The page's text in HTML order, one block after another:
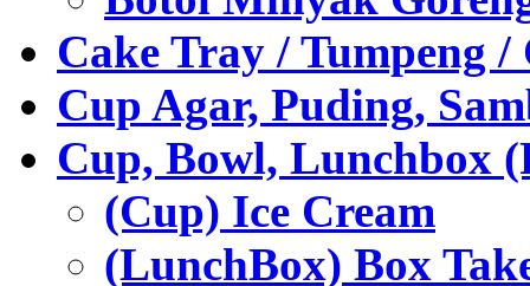
Cake Tray / Tumpeng /
Cup Agar, Puding,
Cup, Bowl, Lunchbox
(Cup) Ice Cream
(LunchBox) Box